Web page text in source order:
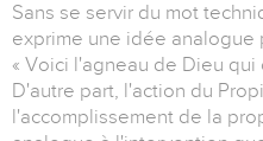
Sans se servir du mot
exprime une idée analogue
« Voici l'agneau de Dieu
D'autre part, l'action du
l'accomplissement de la